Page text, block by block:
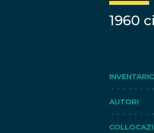
1960
AUTORI